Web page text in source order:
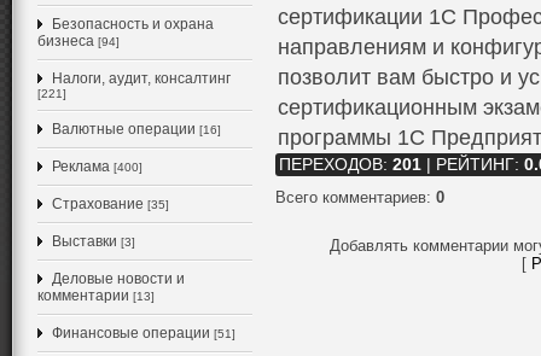
Безопасность и охрана
бизнеса [94]
Налоги, аудит, консалтинг
[221]
Валютные операции [16]
Реклама [400]
Страхование [35]
Выставки [3]
Деловые новости и
комментарии [13]
Финансовые операции [51]
сертификации 1С
направлениям и
позволит вам быстро и
сертификационным
программы 1С
ПЕРЕХОДОВ: 201 РЕЙТИНГ:
Всего комментариев: 0
Добавлять комментарии
[